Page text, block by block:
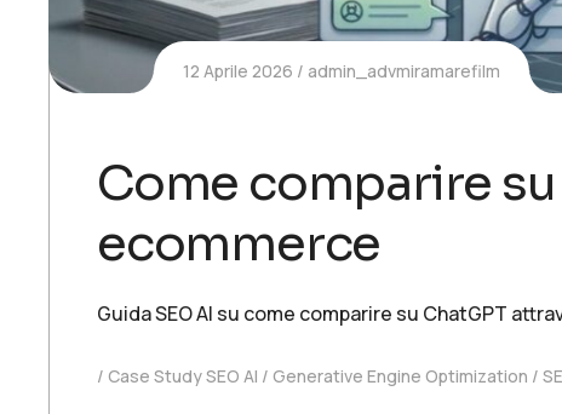
12 Aprile 2026 admin_advmiramarefilm
Come comparire su
ecommerce
Guida SEO AI su come comparire su ChatGPT
Case Study SEO AI Generative Engine Optimization